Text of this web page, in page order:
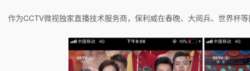
作为CCTV微视独家直播技术服务商，保利威在春晚、大阅兵、世界杯